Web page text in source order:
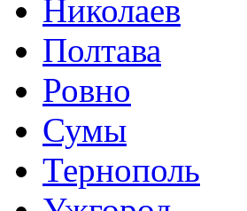
Николаев
Полтава
Ровно
Сумы
Тернополь